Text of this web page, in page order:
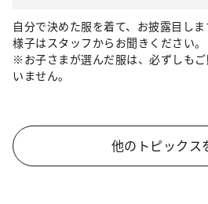
自分で決めた服を着て、お披露目し
様子はスタッフからお聞きください。
※お子さまが選んだ服は、必ずしも
いません。
他のトピックス